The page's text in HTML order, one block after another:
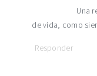
Una
de vida, como
Responder